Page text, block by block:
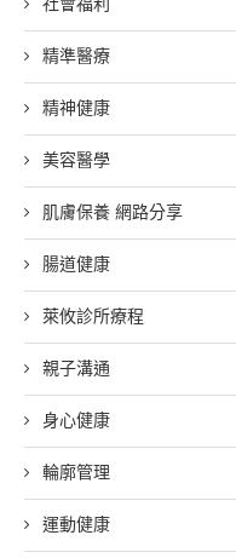
社會福利
精準醫療
精神健康
美容醫學
肌膚保養 網路分享
腸道健康
萊攸診所療程
親子溝通
身心健康
輪廓管理
運動健康